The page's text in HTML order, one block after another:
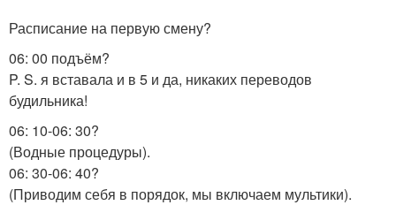
Расписание на первую смену?
06: 00 подъём?
P. S. я вставала и в 5 и да, никаких переводов
будильника!
06: 10-06: 30?
(Водные процедуры).
06: 30-06: 40?
(Приводим себя в порядок, мы включаем мультики).